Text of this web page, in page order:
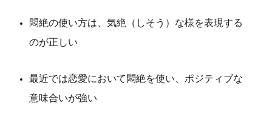
悶絶の使い方は、気絶（しそう）な様を表現する
のが正しい
最近では恋愛において悶絶を使い、ポジティブな
意味合いが強い